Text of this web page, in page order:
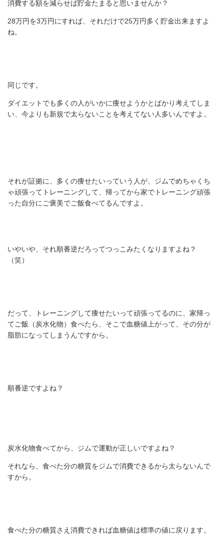
消費する額を減らせば貯金たまると思いませんか？
28万円を3万円にすれば、それだけで25万円多く貯金出来ますよ
ね。
同じです。
ダイエットでも多くの人がいかに痩せようかとばかり考えてしま
い、今よりも新規で太らないことを考えてない人多いんですよ。
それが証拠に、多くの痩せたいっていう人が、ジムでめちゃくち
ゃ頑張ってトレーニングして、帰ってから家でトレーニング頑張
った自分にご褒美でご飯食べてるんですよ。
いやいや、それ順番逆だろってつっこみたくなりますよね？
（笑）
だって、トレーニングして痩せたいって頑張ってるのに、家帰っ
てご飯（炭水化物）食べたら、そこで血糖値上がって、その分が
脂肪になってしまうんですから。
順番逆ですよね？
炭水化物食べてから、ジムで運動が正しいですよね？
それなら、食べた分の糖質をジムで消費できるから太らないんで
すから。
食べた分の糖質さえ消費できれば血糖値は標準の値に戻ります。